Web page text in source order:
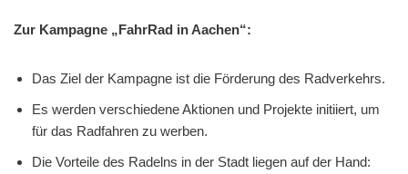
Zur Kampagne „FahrRad in Aachen“:
Das Ziel der Kampagne ist die Förderung des Radverkehrs.
Es werden verschiedene Aktionen und Projekte initiiert, um
für das Radfahren zu werben.
Die Vorteile des Radelns in der Stadt liegen auf der Hand: